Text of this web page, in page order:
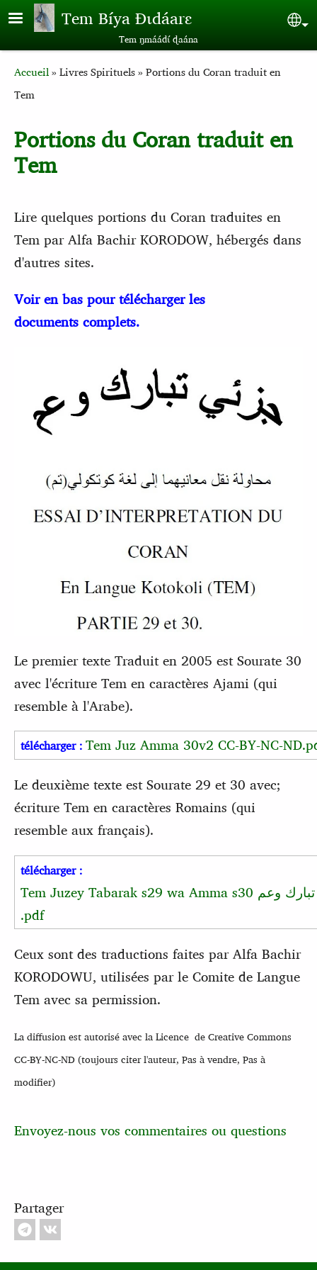
Aller au contenu principal
Tem Bíya Ɖɩdáarɛ
Tem ŋmáádɩ́ ɖaána
Breadcrumb
Accueil Livres Spirituels Portions du Coran traduit en
Tem
Portions du Coran traduit en
Tem
Lire quelques portions du Coran traduites en
Tem par Alfa Bachir KORODOW, hébergés dans
d'autres sites.
Voir en bas pour télécharger les
documents complets.
Le premier texte Traduit en 2005 est Sourate 30
avec l'écriture Tem en caractères Ajami (qui
resemble à l'Arabe).
télécharger :Tem Juz Amma 30v2 CC-BY-NC-
Le deuxième texte est Sourate 29 et 30 avec;
écriture Tem en caractères Romains (qui
resemble aux français).
télécharger :
Tem Juzey Tabarak s29 wa Amma s30 وعم
.pdf
Ceux sont des traductions faites par Alfa Bachir
KORODOWU, utilisées par le Comite de Langue
Tem avec sa permission.
La diffusion est autorisé avec la Licence de Creative Commons
CC-BY-NC-ND (toujours citer l'auteur, Pas à vendre, Pas à
modifier)
Envoyez-nous vos commentaires ou questions
Partager